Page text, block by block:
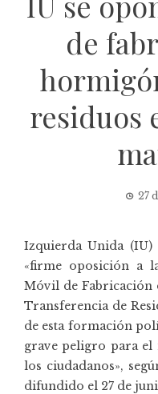
de
residuos
27
Izquierda Unida (IU)
«firme oposición a
Móvil de Fabricación
Transferencia de
de esta formación
grave peligro para el
los ciudadanos»,
difundido el 27 de